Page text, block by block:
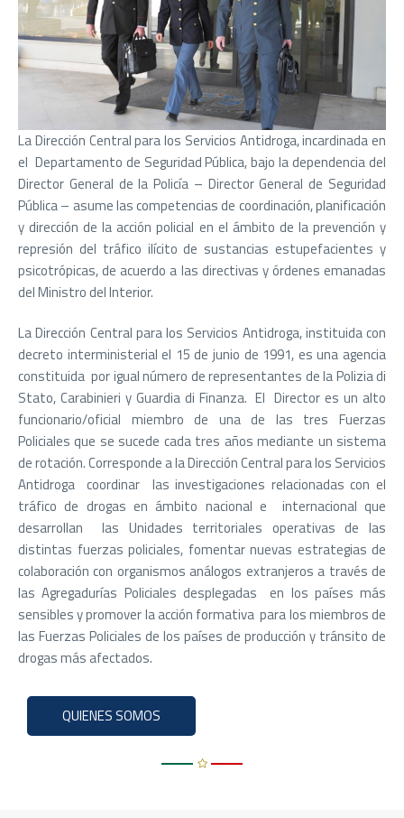
La Dirección Central para los Servicios Antidroga, incardinada en
el Departamento de Seguridad Pública, bajo la dependencia del
Director General de la Policía – Director General de Seguridad
Pública – asume las competencias de coordinación, planificación
y dirección de la acción policial en el ámbito de la prevención y
represión del tráfico ilícito de sustancias estupefacientes y
psicotrópicas, de acuerdo a las directivas y órdenes emanadas
del Ministro del Interior.
La Dirección Central para los Servicios Antidroga, instituida con
decreto interministerial el 15 de junio de 1991, es una agencia
constituida por igual número de representantes de la Polizia di
Stato, Carabinieri y Guardia di Finanza. El Director es un alto
funcionario/oficial miembro de una de las tres Fuerzas
Policiales que se sucede cada tres años mediante un sistema
de rotación. Corresponde a la Dirección Central para los Servicios
Antidroga coordinar las investigaciones relacionadas con el
tráfico de drogas en ámbito nacional e internacional que
desarrollan las Unidades territoriales operativas de las
distintas fuerzas policiales, fomentar nuevas estrategias de
colaboración con organismos análogos extranjeros a través de
las Agregadurías Policiales desplegadas en los países más
sensibles y promover la acción formativa para los miembros de
las Fuerzas Policiales de los países de producción y tránsito de
drogas más afectados.
QUIENES SOMOS